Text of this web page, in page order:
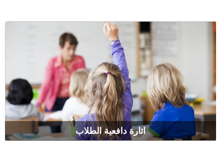
اثارة دافعية الطلاب